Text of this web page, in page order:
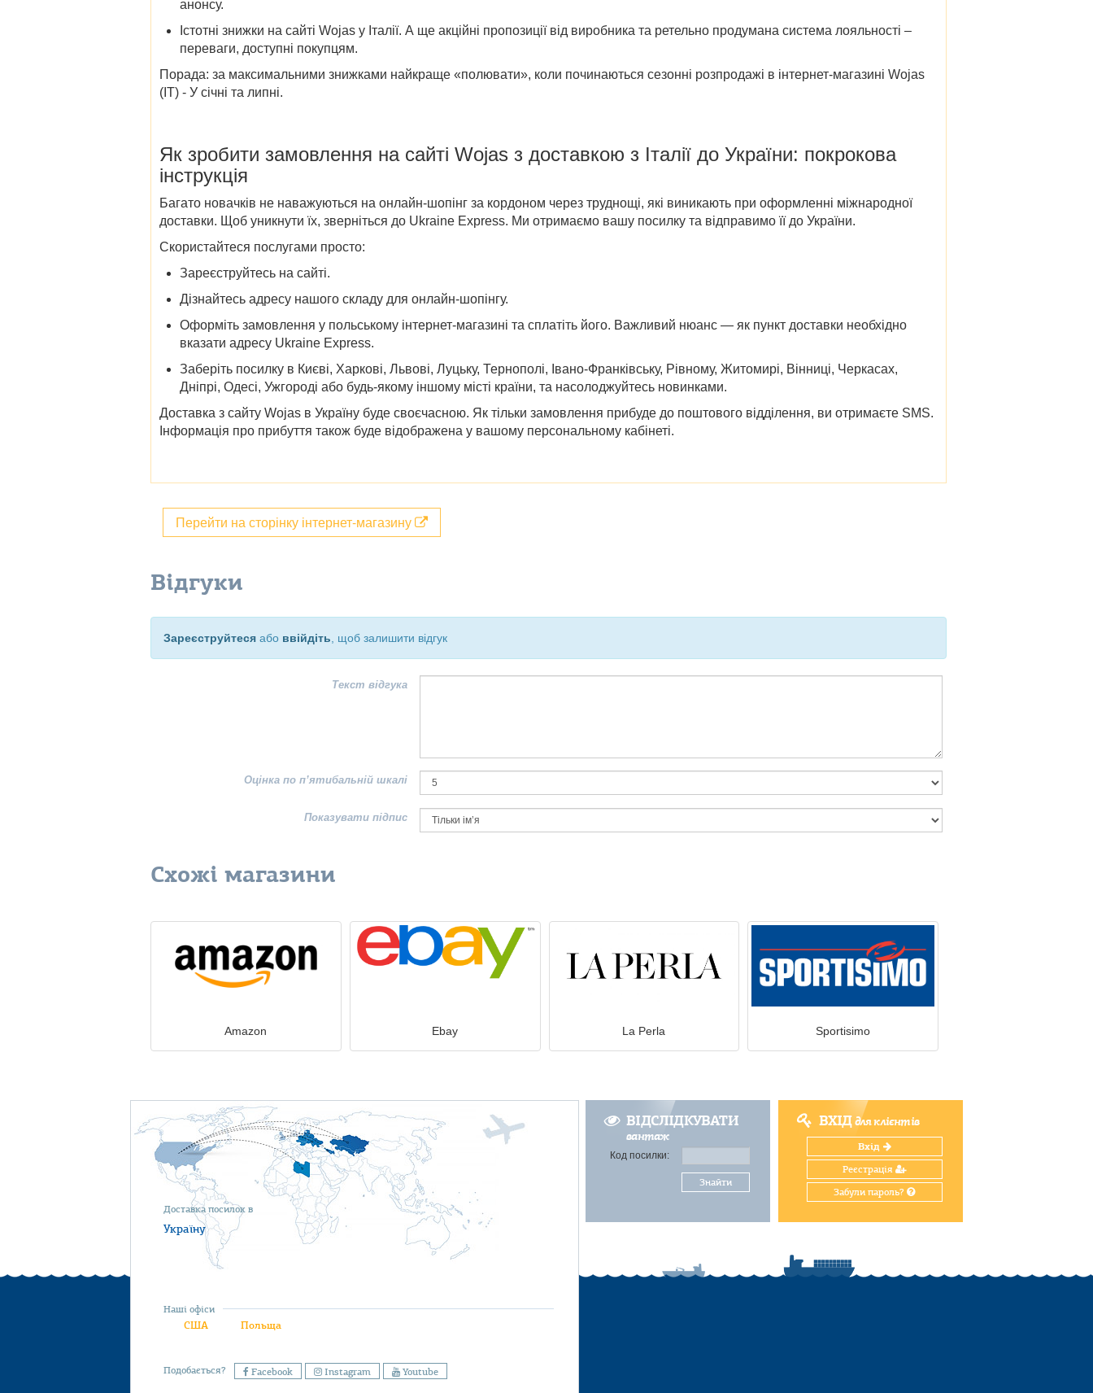
анонсу.
Істотні знижки на сайті Wojas у Італії. А ще акційні пропозиції від виробника та ретельно продумана система лояльності –
переваги, доступні покупцям.
Порада: за максимальними знижками найкраще «полювати», коли починаються сезонні розпродажі в інтернет-магазині Wojas
(IT) - У січні та липні.
Як зробити замовлення насайті Wojas з доставкою з Італії до України: покрокова
інструкція
Багато новачків не наважуються на онлайн-шопінг за кордоном через труднощі, які виникають при оформленні міжнародної
доставки. Щоб уникнути їх, зверніться до Ukraine Express. Ми отримаємо вашу посилку та відправимо її до України.
Скористайтеся послугами просто:
Зареєструйтесь на сайті.
Дізнайтесь адресу нашого складу для онлайн-шопінгу.
Оформіть замовлення у польському інтернет-магазині та сплатіть його. Важливий нюанс — як пункт доставки необхідно
вказати адресу Ukraine Express.
Заберіть посилку в Києві, Харкові, Львові, Луцьку, Тернополі, Івано-Франківську, Рівному, Житомирі, Вінниці, Черкасах,
Дніпрі, Одесі, Ужгороді або будь-якому іншому місті країни, та насолоджуйтесь новинками.
Доставка з сайту Wojas в Україну буде своєчасною. Як тільки замовлення прибуде до поштового відділення, ви отримаєте SMS.
Інформація про прибуття також буде відображена у вашому персональному кабінеті.
Перейти на сторінку інтернет-магазину
Відгуки
Зареєструйтеся або ввійдіть , щоб залишити відгук
Текст відгука
Оцінка по п’ятибальній шкалі
Показувати підпис
Схожі магазини
Amazon Ebay La Perla Sportisimo
ВІДСЛІДКУВАТИ
вантаж
Код посилки:
Знайти
ВХІДдля клієнтів
Вхід
Реєстрація
Забули пароль?
Доставка посилок в
Україну
Наші офіси
США Польща
Подобається? Facebook Instagram Youtube